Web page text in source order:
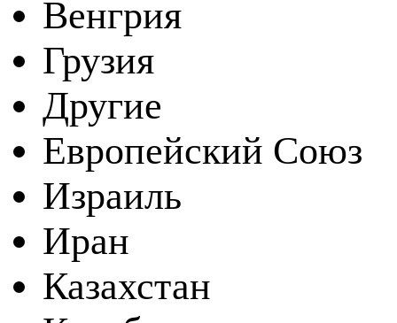
Венгрия
Грузия
Другие
Европейский Союз
Израиль
Иран
Казахстан